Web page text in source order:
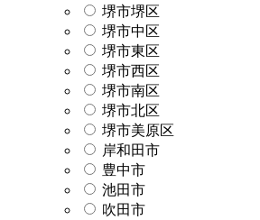
堺市堺区
堺市中区
堺市東区
堺市西区
堺市南区
堺市北区
堺市美原区
岸和田市
豊中市
池田市
吹田市